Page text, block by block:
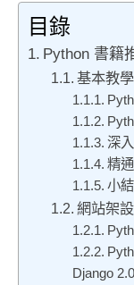
目錄
Python 書籍
基本教學
深
精
小結
網站架設
Django